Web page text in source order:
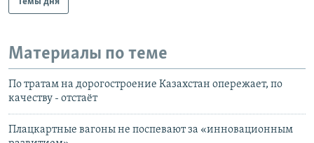
Материалы по теме
По тратам на дорогостроение Казахстан опережает, по
качеству - отстаёт
Плацкартные вагоны не поспевают за «инновационным